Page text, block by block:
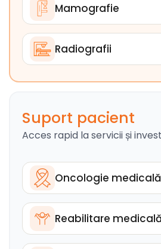
Mamografie
Radiografii
Suport pacient
Acces rapid la servicii și
Oncologie medicală
Reabilitare